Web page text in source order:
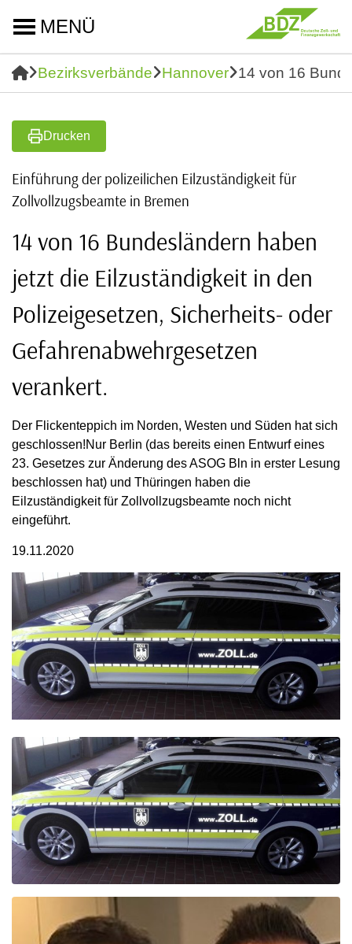
MENÜ
Bezirksverbände Hannover 14 von 16
Drucken
Einführung der polizeilichen Eilzuständigkeit für
Zollvollzugsbeamte in Bremen
14 von 16 Bundesländern haben
jetzt die Eilzuständigkeit in den
Polizeigesetzen, Sicherheits- oder
Gefahrenabwehrgesetzen
verankert.
Der Flickenteppich im Norden, Westen und Süden hat sich
geschlossen!Nur Berlin (das bereits einen Entwurf eines
23. Gesetzes zur Änderung des ASOG Bln in erster Lesung
beschlossen hat) und Thüringen haben die
Eilzuständigkeit für Zollvollzugsbeamte noch nicht
eingeführt.
19.11.2020